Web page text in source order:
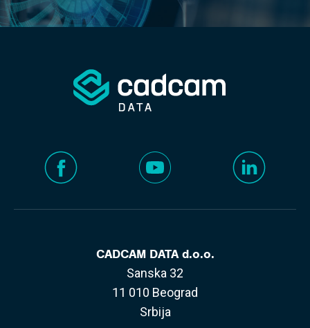
CADCAM DATA d.o.o.
Sanska 32
11 010 Beograd
Srbija